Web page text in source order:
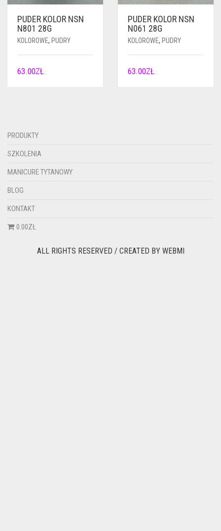
PUDER KOLOR NSN
N801 28G
KOLOROWE, PUDRY
63.00ZŁ
PUDER KOLOR NSN
N061 28G
KOLOROWE, PUDRY
63.00ZŁ
PRODUKTY
SZKOLENIA
MANICURE TYTANOWY
BLOG
KONTAKT
0.00ZŁ
ALL RIGHTS RESERVED / CREATED BY WEBMI